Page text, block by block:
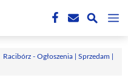
Racibórz - Ogłoszenia | Sprzedam |